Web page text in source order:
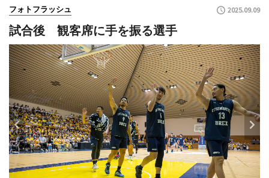
フォトフラッシュ 2025.09.09
試合後 観客席に手を振る選手